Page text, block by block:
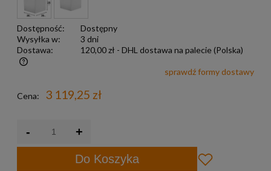
Dostępność:
Dostępny
Wysyłka w:
3 dni
Dostawa:
120,00 zł - DHL dostawa na palecie(Polska)
sprawdź formy dostawy
Cena: 3 119,25 zł
- +
Do Koszyka